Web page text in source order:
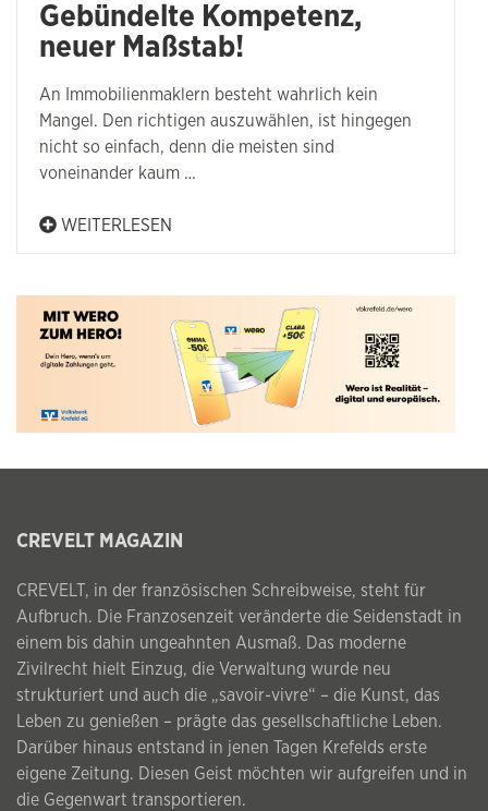
Gebündelte Kompetenz,
neuer Maßstab!
An Immobilienmaklern besteht wahrlich kein
Mangel. Den richtigen auszuwählen, ist hingegen
nicht so einfach, denn die meisten sind
voneinander kaum …
WEITERLESEN
CREVELT MAGAZIN
CREVELT, in der französischen Schreibweise, steht für
Aufbruch. Die Franzosenzeit veränderte die Seidenstadt in
einem bis dahin ungeahnten Ausmaß. Das moderne
Zivilrecht hielt Einzug, die Verwaltung wurde neu
strukturiert und auch die „savoir-vivre“ – die Kunst, das
Leben zu genießen – prägte das gesellschaftliche Leben.
Darüber hinaus entstand in jenen Tagen Krefelds erste
eigene Zeitung. Diesen Geist möchten wir aufgreifen und in
die Gegenwart transportieren.